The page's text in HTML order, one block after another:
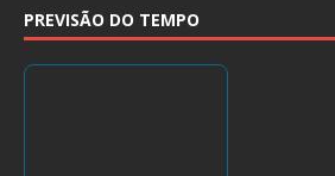
PREVISÃO DO TEMPO